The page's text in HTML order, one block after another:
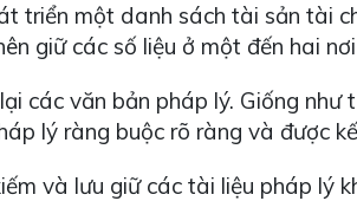
triển một danh sách tài sản tài
giữ các số liệu ở một đến hai
các văn bản pháp lý. Giống
lý ràng buộc rõ ràng và được
và lưu giữ các tài liệu pháp lý